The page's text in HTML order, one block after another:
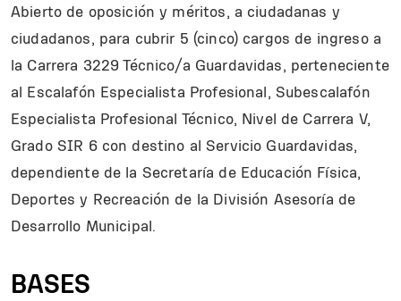
Abierto de oposición y méritos, a ciudadanas y
ciudadanos, para cubrir 5 (cinco) cargos de ingreso a
la Carrera 3229 Técnico/a Guardavidas, perteneciente
al Escalafón Especialista Profesional, Subescalafón
Especialista Profesional Técnico, Nivel de Carrera V,
Grado SIR 6 con destino al Servicio Guardavidas,
dependiente de la Secretaría de Educación Física,
Deportes y Recreación de la División Asesoría de
Desarrollo Municipal.
BASES